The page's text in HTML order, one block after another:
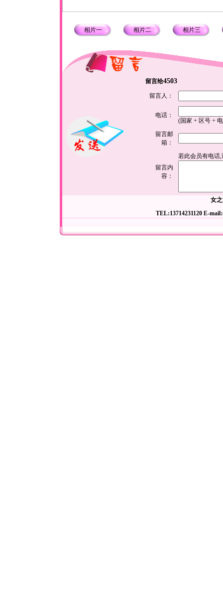
相片一 相片二 相片三
留言给4503
留言人：
电话：
(国家 + 区号 +
留言邮
箱：
留言内
容：
若此会员有电话
女
TEL:13714231120 E-mail: